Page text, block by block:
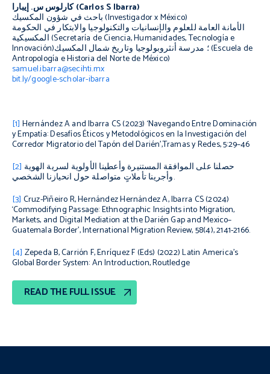
كارلوس س. إيبارا (Carlos S Ibarra)
باحث في شؤون المكسيك (Investigador x México)
الأمانة العامة للعلوم والإنسانيات والتكنولوجيا والابتكار في الحكومة
المكسيكية (Secretaría de Ciencia, Humanidades, Tecnología e
Innovación)؛ مدرسة أنثروبولوجيا وتاريخ شمال المكسيك (Escuela de
Antropología e Historia del Norte de México)
samuel.ibarra@secihti.mx
bit.ly/google-scholar-ibarra
[1] Hernández A and Ibarra CS (2023) ‘Navegando Entre Dominación
y Empatía: Desafíos Éticos y Metodológicos en la Investigación del
Corredor Migratorio del Tapón del Darién’,Tramas y Redes, 5:29–46
[2]
وأجرينا تأملاتٍ متواصلة حول انحيازنا الشخصي.
[3] Cruz-Piñeiro R, Hernández Hernández A, Ibarra CS (2024)
‘Commodifying Passage: Ethnographic Insights into Migration,
Markets, and Digital Mediation at the Darién Gap and Mexico–
Guatemala Border’,International Migration Review, 58(4), 2141-2166.
[4] Zepeda B, Carrión F, Enríquez F (Eds) (2022)Latin America’s
Global Border System: An Introduction, Routledge
READ THE FULL ISSUE